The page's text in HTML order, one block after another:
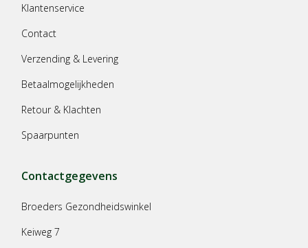
Klantenservice
Contact
Verzending & Levering
Betaalmogelijkheden
Retour & Klachten
Spaarpunten
Contactgegevens
Broeders Gezondheidswinkel
Keiweg 7